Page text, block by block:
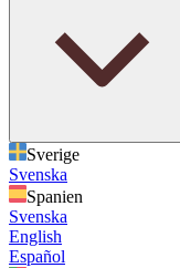
Sverige
Svenska
Spanien
Svenska
English
Español